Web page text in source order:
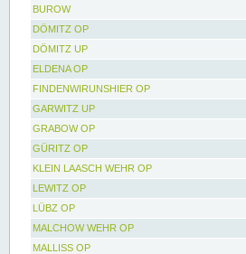
BUROW
DÖMITZ OP
DÖMITZ UP
ELDENA OP
FINDENWIRUNSHIER OP
GARWITZ UP
GRABOW OP
GÜRITZ OP
KLEIN LAASCH WEHR OP
LEWITZ OP
LÜBZ OP
MALCHOW WEHR OP
MALLISS OP